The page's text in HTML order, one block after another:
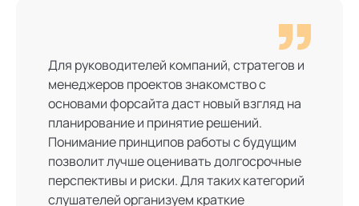
Для руководителей компаний, стратегов и
менеджеров проектов знакомство с
основами форсайта даст новый взгляд на
планирование и принятие решений.
Понимание принципов работы с будущим
позволит лучше оценивать долгосрочные
перспективы и риски. Для таких категорий
слушателей организуем краткие